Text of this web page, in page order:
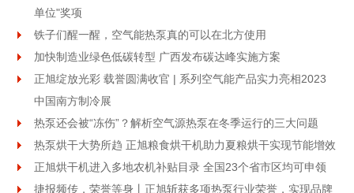
单位"奖项
铁子们醒一醒，空气能热泵真的可以在北方使用
加快制造业绿色低碳转型 广西发布碳达峰实施方案
正旭绽放光彩 载誉圆满收官 | 系列空气能产品实力亮相2023
中国南方制冷展
热泵还会被“冻伤”？解析空气源热泵在冬季运行的三大问题
热泵烘干大势所趋 正旭粮食烘干机助力夏粮烘干实现节能增效
正旭烘干机进入多地农机补贴目录 全国23个省市区均可申领
捷报频传，荣誉等身丨正旭斩获多项热泵行业荣誉，实现品牌